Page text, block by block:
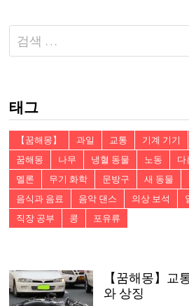
다
음
태그
【꿈해몽】 과일 교통 기계 기기
꿈해몽
나무 냉혈 동물 노동 다
멜론
무기 화학 문방구 새 동물
음식과 음료
음악 댄스 의상 보석
직장 공부
콩 포유류
【꿈해몽】교
와 상징